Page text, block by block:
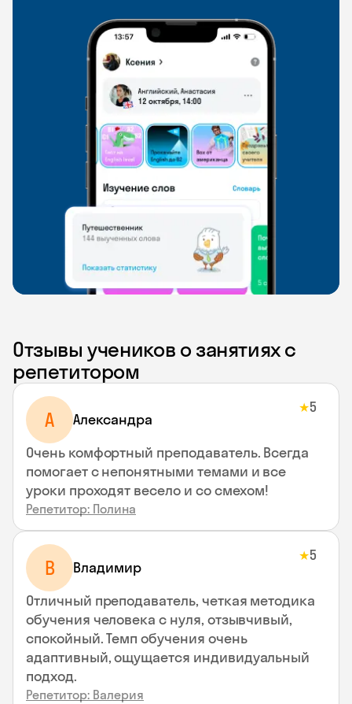
Отзывы учеников о занятиях с
репетитором
A Aлександра
★5
Очень комфортный преподаватель. Всегда
помогает с непонятными темами и все
уроки проходят весело и со смехом!
Репетитор: Полина
В Владимир
★5
Отличный преподаватель, четкая методика
обучения человека с нуля, отзывчивый,
спокойный. Темп обучения очень
адаптивный, ощущается индивидуальный
подход.
Репетитор: Валерия